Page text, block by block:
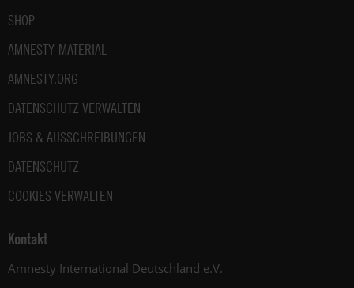
SHOP
AMNESTY-MATERIAL
AMNESTY.ORG
DATENSCHUTZ VERWALTEN
JOBS & AUSSCHREIBUNGEN
DATENSCHUTZ
COOKIES VERWALTEN
Kontakt
Amnesty International Deutschland e.V.